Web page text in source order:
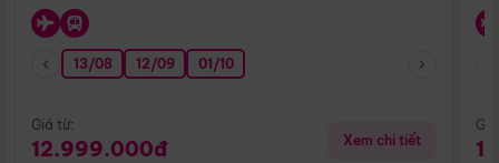
13/08 12/09 01/10
Giá từ:
12.999.000đ Xem chi tiết